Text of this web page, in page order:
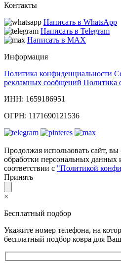
Контакты
Написать в WhatsApp
Написать в Telegram
Написать в MAX
Информация
Политика конфиденциальности
рекламных сообщений Политика
ИНН: 1659186951
ОГРН: 1171690121536
Продолжая использовать сайт, вы
обработки персональных данных
соответствии с "Политикой
Принять
×
Бесплатный подбор
Укажите номер телефона, на
бесплатный подбор ковра для